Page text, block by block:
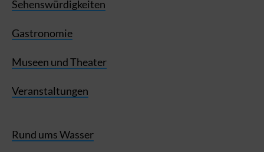
Sehenswürdigkeiten
Gastronomie
Museen und Theater
Veranstaltungen
Rund ums Wasser